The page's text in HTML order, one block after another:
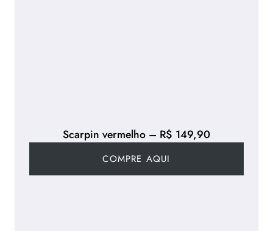
Scarpin vermelho – R$ 149,90
COMPRE AQUI